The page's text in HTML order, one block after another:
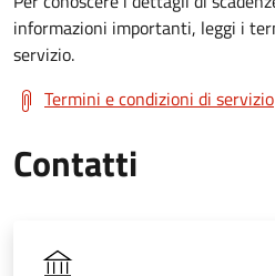
informazioni importanti, leggi i
servizio.
Termini e condizioni di servizio
Contatti